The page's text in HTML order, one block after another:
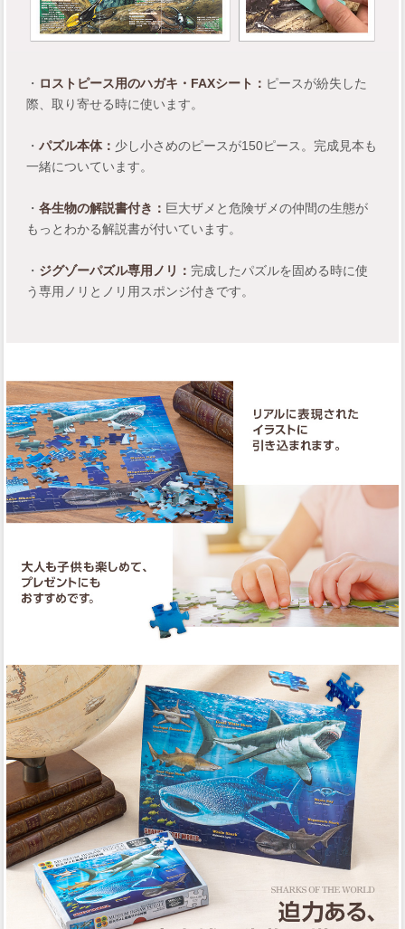
・ ロストピース用のハガキ・FAXシート： ピースが紛失した
際、取り寄せる時に使います。
・ パズル本体： 少し小さめのピースが150ピース。完成見本も
一緒についています。
・ 各生物の解説書付き： 巨大ザメと危険ザメの仲間の生態が
もっとわかる解説書が付いています。
・ ジグゾーパズル専用ノリ： 完成したパズルを固める時に使
う専用ノリとノリ用スポンジ付きです。